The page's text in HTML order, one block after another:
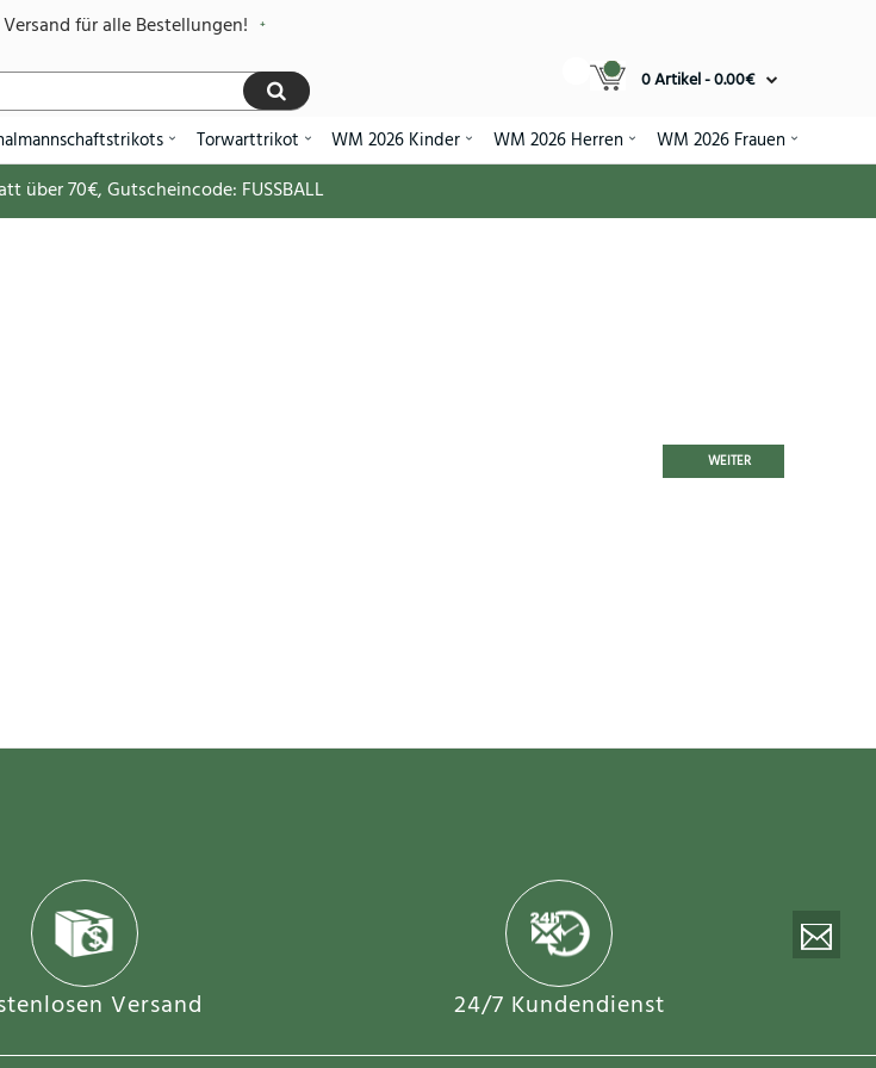
für alle Bestellungen!
0 Artikel - 0.00€
Torwarttrikot WM 2026 Kinder WM 2026 Herren WM 2026 Frauen
über70€, Gutscheincode: FUSSBALL
WEITER
Versand 24/7 Kundendienst